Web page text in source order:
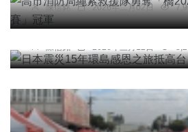
陳信銘 2026年二月02日
綜合新聞
日本震災15年環島感恩之旅抵
陳信銘 2026年三月12日